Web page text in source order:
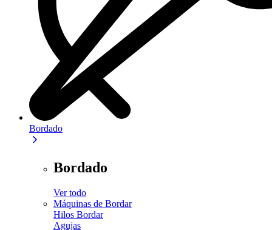
Bordado
Bordado
Ver todo
Máquinas de Bordar
Hilos Bordar
Agujas